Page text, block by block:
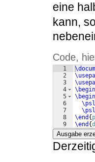
eine
kann,
Code,
1
2
3
4
5
6
7
8
9
\begin
\begin
\end {
\end {
Ausgabe